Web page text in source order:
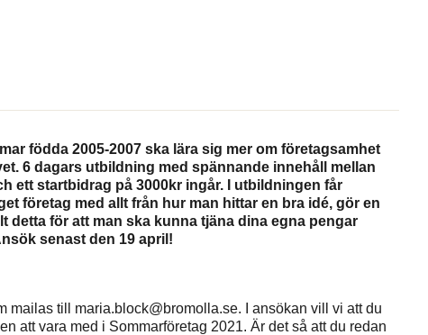
födda 2005-2007 ska lära sig mer om företagsamhet
6 dagars utbildning med spännande innehåll mellan
ett startbidrag på 3000kr ingår. I utbildningen får
företag med allt från hur man hittar en bra idé, gör en
detta för att man ska kunna tjäna dina egna pengar
senast den 19 april!
mailas till maria.block@bromolla.se. I ansökan vill vi att du
att vara med i Sommarföretag 2021. Är det så att du redan